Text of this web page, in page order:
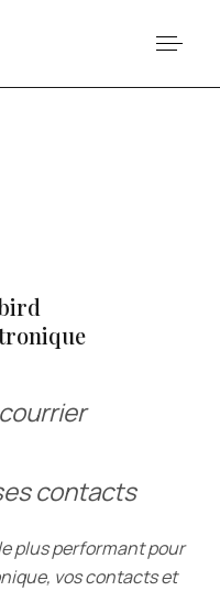
contacts
plus performant pour
vos contacts et